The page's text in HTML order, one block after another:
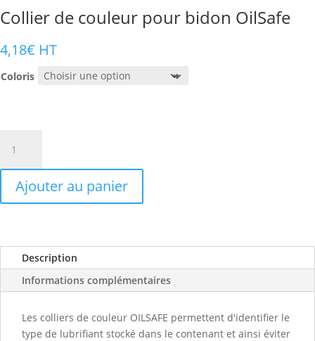
Collier de couleur pour bidon OilSafe
4,18€ HT
Coloris
Collier
couleur
OilSafe
Ajouter au panier
Description
Informations complémentaires
Les colliers de couleur OILSAFE permettent d'identifier le
type de lubrifiant stocké dans le contenant et ainsi éviter